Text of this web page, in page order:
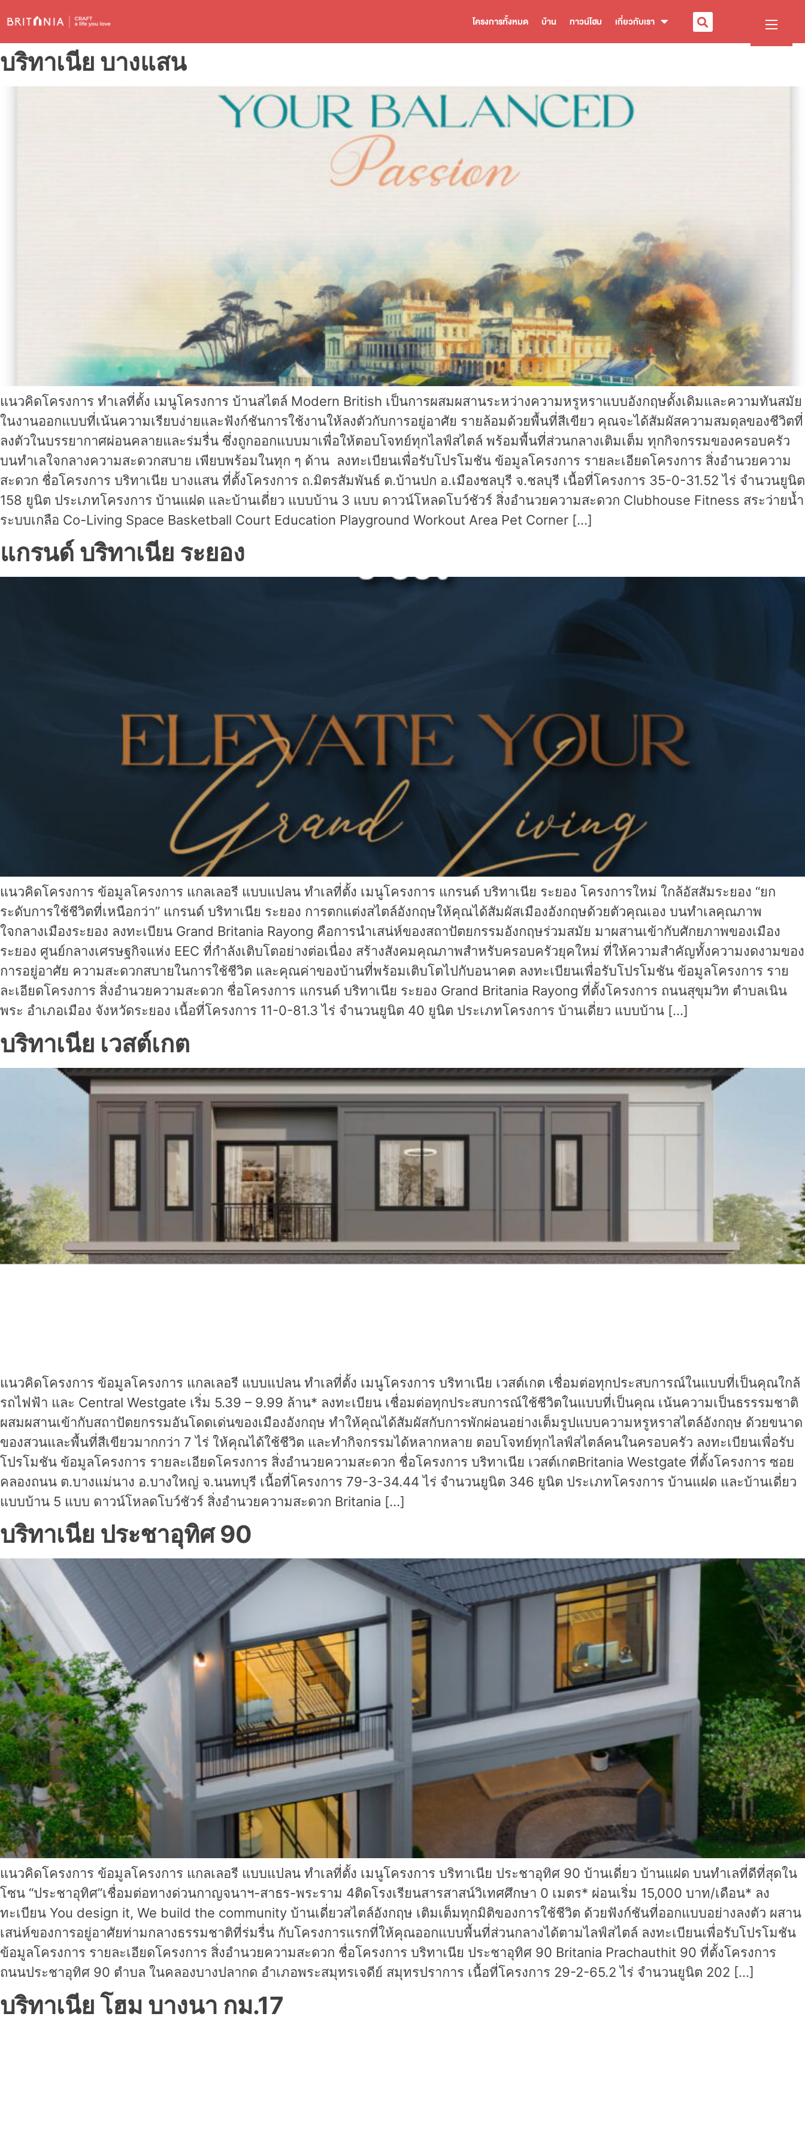
โครงการทั้งหมด บ้าน ทาวน์โฮม เกี่ยวกับเรา
บริทาเนีย บางแสน
แนวคิดโครงการ ทำเลที่ตั้ง เมนูโครงการ บ้านสไตล์ Modern British เป็นการผสมผสานระหว่างความหรูหราแบบอังกฤษดั้งเดิมและความทันสมัย
ในงานออกแบบที่เน้นความเรียบง่ายและฟังก์ชันการใช้งานให้ลงตัวกับการอยู่อาศัย รายล้อมด้วยพื้นที่สีเขียว คุณจะได้สัมผัสความสมดุลของชีวิตที่
ลงตัวในบรรยากาศผ่อนคลายและร่มรื่น ซึ่งถูกออกแบบมาเพื่อให้ตอบโจทย์ทุกไลฟ์สไตล์ พร้อมพื้นที่ส่วนกลางเติมเต็ม ทุกกิจกรรมของครอบครัว
บนทำเลใจกลางความสะดวกสบาย เพียบพร้อมในทุก ๆ ด้าน ลงทะเบียนเพื่อรับโปรโมชัน ข้อมูลโครงการ รายละเอียดโครงการ สิ่งอำนวยความ
สะดวก ชื่อโครงการ บริทาเนีย บางแสน ที่ตั้งโครงการ ถ.มิตรสัมพันธ์ ต.บ้านปก อ.เมืองชลบุรี จ.ชลบุรี เนื้อที่โครงการ 35-0-31.52 ไร่ จำนวนยูนิต
158 ยูนิต ประเภทโครงการ บ้านแฝด และบ้านเดี่ยว แบบบ้าน 3 แบบ ดาวน์โหลดโบว์ชัวร์ สิ่งอำนวยความสะดวก Clubhouse Fitness สระว่ายน้ำ
ระบบเกลือ Co-Living Space Basketball Court Education Playground Workout Area Pet Corner […]
แกรนด์ บริทาเนีย ระยอง
แนวคิดโครงการ ข้อมูลโครงการ แกลเลอรี แบบแปลน ทำเลที่ตั้ง เมนูโครงการ แกรนด์ บริทาเนีย ระยอง โครงการใหม่ ใกล้อัสสัมระยอง “ยก
ระดับการใช้ชีวิตที่เหนือกว่า” แกรนด์ บริทาเนีย ระยอง การตกแต่งสไตล์อังกฤษให้คุณได้สัมผัสเมืองอังกฤษด้วยตัวคุณเอง บนทำเลคุณภาพ
ใจกลางเมืองระยอง ลงทะเบียน Grand Britania Rayong คือการนำเสน่ห์ของสถาปัตยกรรมอังกฤษร่วมสมัย มาผสานเข้ากับศักยภาพของเมือง
ระยอง ศูนย์กลางเศรษฐกิจแห่ง EEC ที่กำลังเติบโตอย่างต่อเนื่อง สร้างสังคมคุณภาพสำหรับครอบครัวยุคใหม่ ที่ให้ความสำคัญทั้งความงดงามของ
การอยู่อาศัย ความสะดวกสบายในการใช้ชีวิต และคุณค่าของบ้านที่พร้อมเติบโตไปกับอนาคต ลงทะเบียนเพื่อรับโปรโมชัน ข้อมูลโครงการ ราย
ละเอียดโครงการ สิ่งอำนวยความสะดวก ชื่อโครงการ แกรนด์ บริทาเนีย ระยอง Grand Britania Rayong ที่ตั้งโครงการ ถนนสุขุมวิท ตำบลเนิน
พระ อำเภอเมือง จังหวัดระยอง เนื้อที่โครงการ 11-0-81.3 ไร่ จำนวนยูนิต 40 ยูนิต ประเภทโครงการ บ้านเดี่ยว แบบบ้าน […]
บริทาเนีย เวสต์เกต
แนวคิดโครงการ ข้อมูลโครงการ แกลเลอรี แบบแปลน ทำเลที่ตั้ง เมนูโครงการ บริทาเนีย เวสต์เกต เชื่อมต่อทุกประสบการณ์ในแบบที่เป็นคุณใกล้
รถไฟฟ้า และ Central Westgate เริ่ม 5.39 – 9.99 ล้าน* ลงทะเบียน เชื่อมต่อทุกประสบการณ์ใช้ชีวิตในแบบที่เป็นคุณ เน้นความเป็นธรรรมชาติ
ผสมผสานเข้ากับสถาปัตยกรรมอันโดดเด่นของเมืองอังกฤษ ทำให้คุณได้สัมผัสกับการพักผ่อนอย่างเต็มรูปแบบความหรูหราสไตล์อังกฤษ ด้วยขนาด
ของสวนและพื้นที่สีเขียวมากกว่า 7 ไร่ ให้คุณได้ใช้ชีวิต และทำกิจกรรมได้หลากหลาย ตอบโจทย์ทุกไลฟ์สไตล์คนในครอบครัว ลงทะเบียนเพื่อรับ
โปรโมชัน ข้อมูลโครงการ รายละเอียดโครงการ สิ่งอำนวยความสะดวก ชื่อโครงการ บริทาเนีย เวสต์เกตBritania Westgate ที่ตั้งโครงการ ซอย
คลองถนน ต.บางแม่นาง อ.บางใหญ่ จ.นนทบุรี เนื้อที่โครงการ 79-3-34.44 ไร่ จำนวนยูนิต 346 ยูนิต ประเภทโครงการ บ้านแฝด และบ้านเดี่ยว​
แบบบ้าน 5 แบบ ดาวน์โหลดโบว์ชัวร์ สิ่งอำนวยความสะดวก Britania […]
บริทาเนีย ประชาอุทิศ 90
แนวคิดโครงการ ข้อมูลโครงการ แกลเลอรี แบบแปลน ทำเลที่ตั้ง เมนูโครงการ บริทาเนีย ประชาอุทิศ 90 บ้านเดี่ยว บ้านแฝด บนทำเลที่ดีที่สุดใน
โซน “ประชาอุทิศ”เชื่อมต่อทางด่วนกาญจนาฯ-สาธร-พระราม 4ติดโรงเรียนสารสาสน์วิเทศศึกษา 0 เมตร* ผ่อนเริ่ม 15,000 บาท/เดือน* ลง
ทะเบียน You design it, We build the community บ้านเดี่ยวสไตล์อังกฤษ เติมเต็มทุกมิติของการใช้ชีวิต ด้วยฟังก์ชันที่ออกแบบอย่างลงตัว ผสาน
เสน่ห์ของการอยู่อาศัยท่ามกลางธรรมชาติที่ร่มรื่น กับโครงการแรกที่ให้คุณออกแบบพื้นที่ส่วนกลางได้ตามไลฟ์สไตล์ ลงทะเบียนเพื่อรับโปรโมชัน
ข้อมูลโครงการ รายละเอียดโครงการ สิ่งอำนวยความสะดวก ชื่อโครงการ บริทาเนีย ประชาอุทิศ 90 Britania Prachauthit 90 ที่ตั้งโครงการ
ถนนประชาอุทิศ 90 ตำบล ในคลองบางปลากด อำเภอพระสมุทรเจดีย์ สมุทรปราการ เนื้อที่โครงการ 29-2-65.2 ไร่ จำนวนยูนิต 202 […]
บริทาเนีย โฮม บางนา กม.17